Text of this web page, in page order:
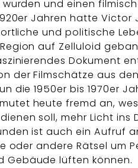
und einen
Jahren hatte Victor
und politische
auf Zelluloid
Dokument
der Filmschätze aus
die 1950er bis 1970er
heute fremd an,
soll, mehr Licht ins
ist auch ein Aufruf
oder andere Rätsel um
Gebäude lüften können.